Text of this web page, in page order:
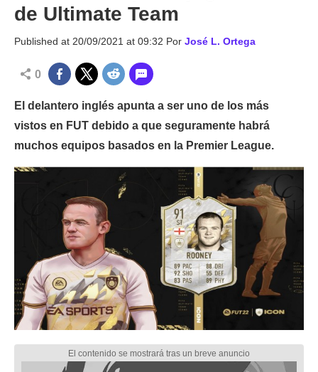
de Ultimate Team
Published at 20/09/2021 at 09:32 Por José L. Ortega
0
El delantero inglés apunta a ser uno de los más
vistos en FUT debido a que seguramente habrá
muchos equipos basados en la Premier League.